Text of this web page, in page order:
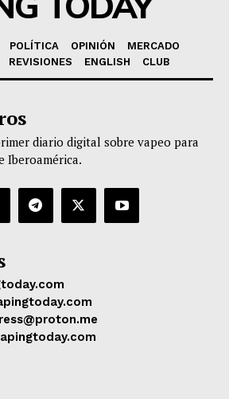
POLÍTICA OPINIÓN
MERCADO
REVISIONES ENGLISH CLUB
diario digital sobre vapeo para
Iberoamérica.